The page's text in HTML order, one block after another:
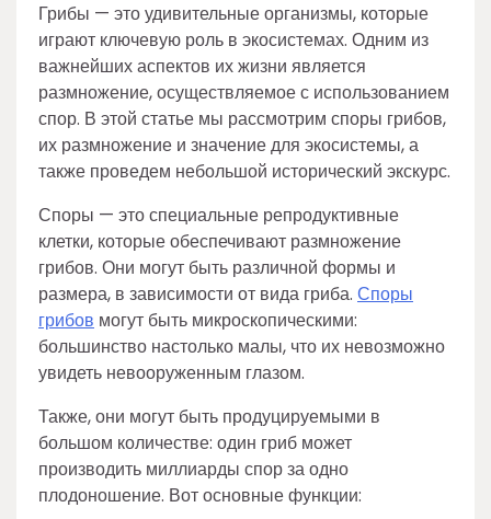
Грибы — это удивительные организмы, которые
играют ключевую роль в экосистемах. Одним из
важнейших аспектов их жизни является
размножение, осуществляемое с использованием
спор. В этой статье мы рассмотрим споры грибов,
их размножение и значение для экосистемы, а
также проведем небольшой исторический экскурс.
Споры — это специальные репродуктивные
клетки, которые обеспечивают размножение
грибов. Они могут быть различной формы и
размера, в зависимости от вида гриба. Споры
грибов могут быть микроскопическими:
большинство настолько малы, что их невозможно
увидеть невооруженным глазом.
Также, они могут быть продуцируемыми в
большом количестве: один гриб может
производить миллиарды спор за одно
плодоношение. Вот основные функции: